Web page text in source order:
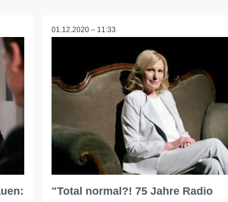
01.12.2020 – 11:33
"Total normal?! 75 Jahre Radio